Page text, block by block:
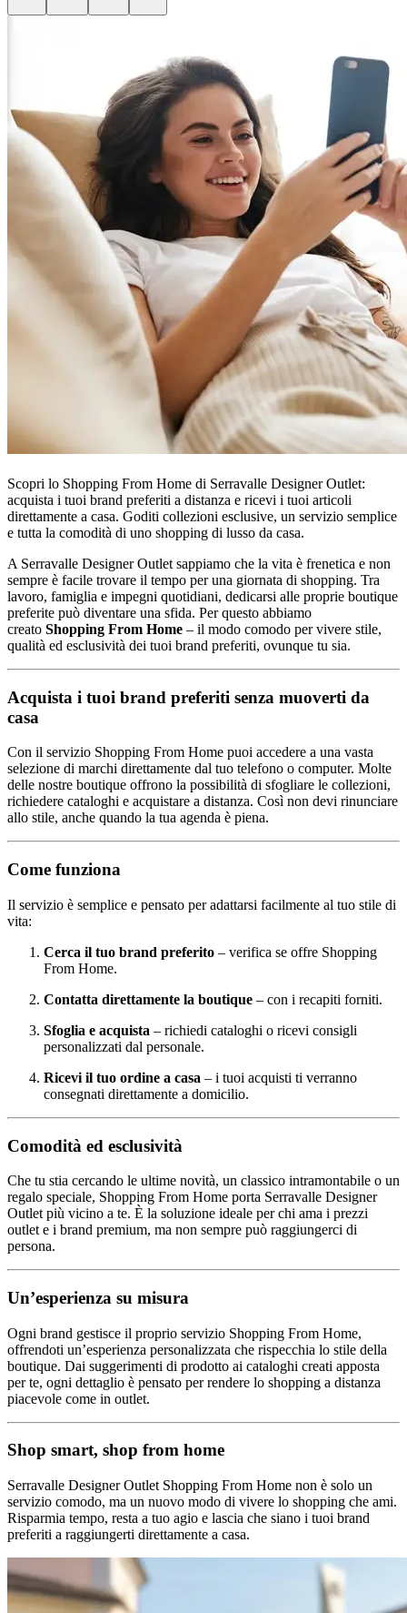
Scopri lo Shopping From Home di Serravalle Designer Outlet:
acquista i tuoi brand preferiti a distanza e ricevi i tuoi articoli
direttamente a casa. Goditi collezioni esclusive, un servizio semplice
e tutta la comodità di uno shopping di lusso da casa.
A Serravalle Designer Outlet sappiamo che la vita è frenetica e non
sempre è facile trovare il tempo per una giornata di shopping. Tra
lavoro, famiglia e impegni quotidiani, dedicarsi alle proprie boutique
preferite può diventare una sfida. Per questo abbiamo
creato Shopping From Home – il modo comodo per vivere stile,
qualità ed esclusività dei tuoi brand preferiti, ovunque tu sia.
Acquista i tuoi brand preferiti senza muoverti da
casa
Con il servizio Shopping From Home puoi accedere a una vasta
selezione di marchi direttamente dal tuo telefono o computer. Molte
delle nostre boutique offrono la possibilità di sfogliare le collezioni,
richiedere cataloghi e acquistare a distanza. Così non devi rinunciare
allo stile, anche quando la tua agenda è piena.
Come funziona
Il servizio è semplice e pensato per adattarsi facilmente al tuo stile di
vita:
Cerca il tuo brand preferito – verifica se offre Shopping
From Home.
Contatta direttamente la boutique – con i recapiti forniti.
Sfoglia e acquista – richiedi cataloghi o ricevi consigli
personalizzati dal personale.
Ricevi il tuo ordine a casa – i tuoi acquisti ti verranno
consegnati direttamente a domicilio.
Comodità ed esclusività
Che tu stia cercando le ultime novità, un classico intramontabile o un
regalo speciale, Shopping From Home porta Serravalle Designer
Outlet più vicino a te. È la soluzione ideale per chi ama i prezzi
outlet e i brand premium, ma non sempre può raggiungerci di
persona.
Un’esperienza su misura
Ogni brand gestisce il proprio servizio Shopping From Home,
offrendoti un’esperienza personalizzata che rispecchia lo stile della
boutique. Dai suggerimenti di prodotto ai cataloghi creati apposta
per te, ogni dettaglio è pensato per rendere lo shopping a distanza
piacevole come in outlet.
Shop smart, shop from home
Serravalle Designer Outlet Shopping From Home non è solo un
servizio comodo, ma un nuovo modo di vivere lo shopping che ami.
Risparmia tempo, resta a tuo agio e lascia che siano i tuoi brand
preferiti a raggiungerti direttamente a casa.